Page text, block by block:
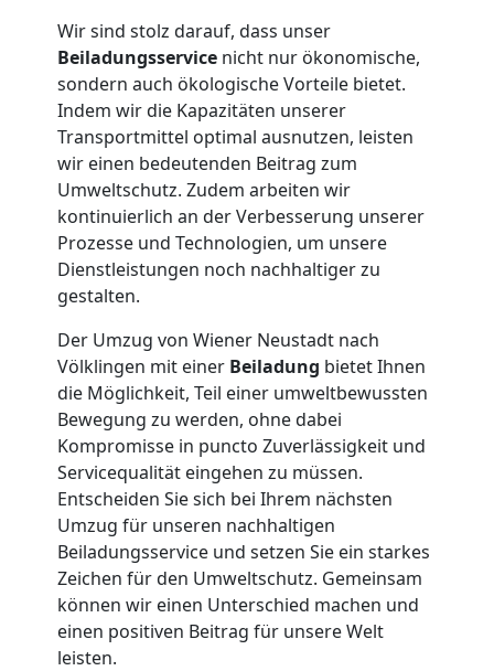
Wir sind stolz darauf, dass unser
Beiladungsservice nicht nur ökonomische,
sondern auch ökologische Vorteile bietet.
Indem wir die Kapazitäten unserer
Transportmittel optimal ausnutzen, leisten
wir einen bedeutenden Beitrag zum
Umweltschutz. Zudem arbeiten wir
kontinuierlich an der Verbesserung unserer
Prozesse und Technologien, um unsere
Dienstleistungen noch nachhaltiger zu
gestalten.
Der Umzug von Wiener Neustadt nach
Völklingen mit einer Beiladung bietet Ihnen
die Möglichkeit, Teil einer umweltbewussten
Bewegung zu werden, ohne dabei
Kompromisse in puncto Zuverlässigkeit und
Servicequalität eingehen zu müssen.
Entscheiden Sie sich bei Ihrem nächsten
Umzug für unseren nachhaltigen
Beiladungsservice und setzen Sie ein starkes
Zeichen für den Umweltschutz. Gemeinsam
können wir einen Unterschied machen und
einen positiven Beitrag für unsere Welt
leisten.
Übersiedlung
Wiener
Neustadt
Klaviertransport
Wiener
Neustadt
Privatumzug
Wiener
Neustadt
Tresortransport